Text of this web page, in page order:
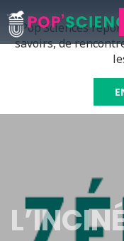
Pop’Sciences
savoirs, de